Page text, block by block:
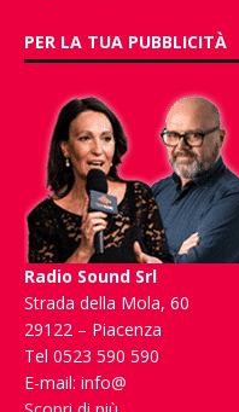
PER LA TUA PUBBLICITÀ
Radio Sound Srl
Strada della Mola, 60
29122 – Piacenza
Tel 0523 590 590
E-mail: info@